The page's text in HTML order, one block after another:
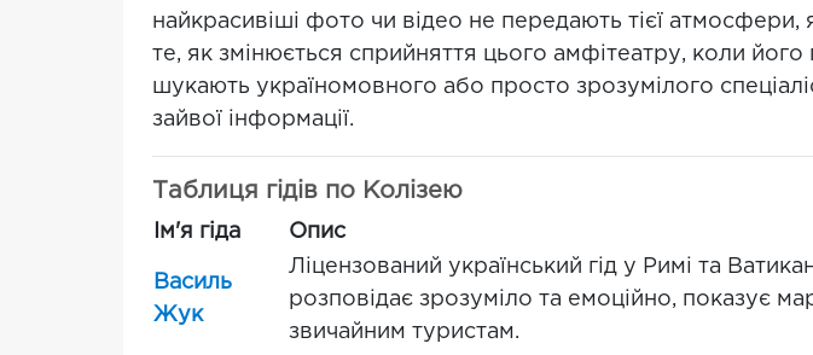
найкрасивіші фото чи відео не передають тієї
те, як змінюється сприйняття цього амфітеатру, коли
шукають україномовного або просто зрозумілого
зайвої інформації.
Таблиця гідів по Колізею
Ім'я гіда Опис
Василь
Жук
Ліцензований український гід у Римі та
розповідає зрозуміло та емоційно, показує
звичайним туристам.